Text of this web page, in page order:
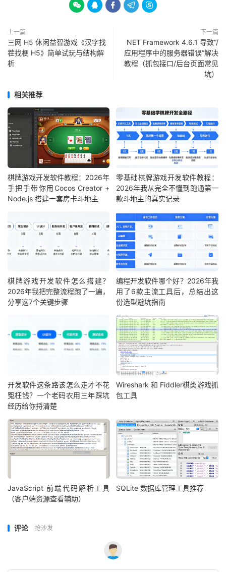
    
上一篇
三网 H5 休闲益智游戏《汉字找
茬找梗 H5》简单试玩与结构解
析
下一篇
NET Framework 4.6.1 导致“/
应用程序中的服务器错误”解决
教程（抓包接口/后台页面常见
坑）
相关推荐
棋牌游戏开发软件教程：2026年
手把手带你用Cocos Creator +
Node.js 搭建一套房卡斗地主
零基础棋牌游戏开发软件教程：
2026年我从完全不懂到跑通第一
款斗地主的真实记录
棋牌游戏开发软件怎么搭建？
2026年我把完整流程跑了一遍，
分享这7个关键步骤
编程开发软件哪个好？2026年我
用了6款主流工具后，总结出这
份选型避坑指南
开发软件这条路该怎么走才不花
冤枉钱？一个老码农用三年踩坑
经历给你捋清楚
Wireshark 和 Fiddler棋类游戏抓
包工具
JavaScript 前端代码解析工具
（客户端资源查看辅助）
SQLite 数据库管理工具推荐
评论 抢沙发